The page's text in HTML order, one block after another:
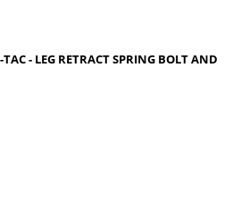
- LEG RETRACT SPRING BOLT AND